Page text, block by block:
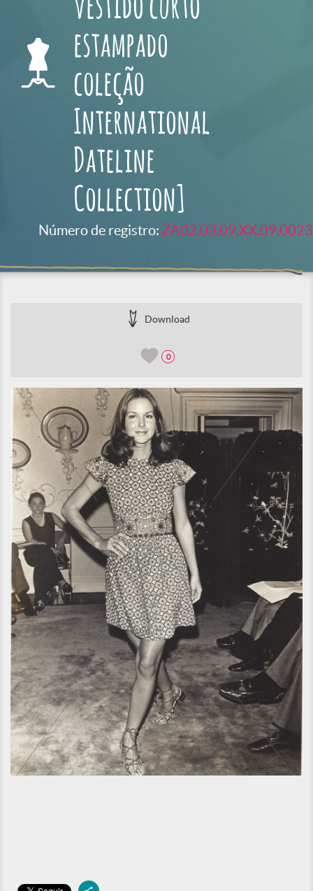
vestido curto
estampado
coleção
International
Dateline
Collection]
Número de registro: ZA02.03.09.XX.09.0023
Download
0